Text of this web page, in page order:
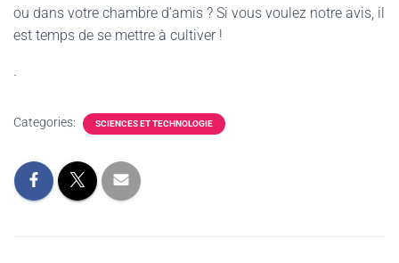
ou dans votre chambre d’amis ? Si vous voulez notre avis, il
est temps de se mettre à cultiver !
.
Categories: SCIENCES ET TECHNOLOGIE